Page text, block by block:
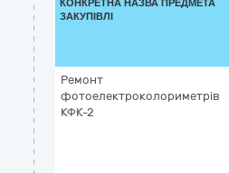
КОНКРЕТНА НАЗВА ПРЕДМЕТА
ЗАКУПІВЛІ
Ремонт
фотоелектроколориметрів
КФК-2